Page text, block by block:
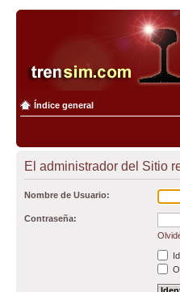
Índice general
El administrador del Sitio
Nombre de Usuario:
Contraseña: